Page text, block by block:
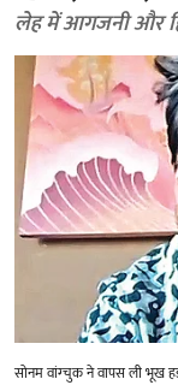
लेह में आगजनी और
सोनम वांग्चुक ने वापस ली भूख